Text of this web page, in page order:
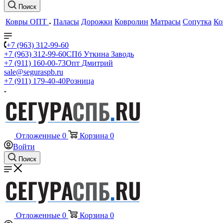
Поиск
Ковры ОПТ Паласы Дорожки Ковролин Матрасы Сопутка
+7 (963) 312-99-60
+7 (963) 312-99-60СПб Уткина Заводь
+7 (911) 160-00-73Опт Дмитрий
sale@seguraspb.ru
+7 (911) 179-40-40Розница
Отложенные 0 Корзина 0
Войти
Поиск
Отложенные 0 Корзина 0